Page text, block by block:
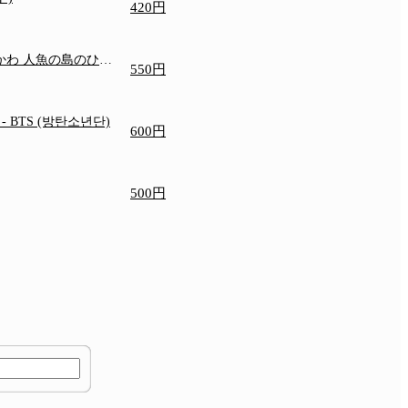
420円
人魚の島のひみ
550円
- BTS (방탄소년단)
600円
500円